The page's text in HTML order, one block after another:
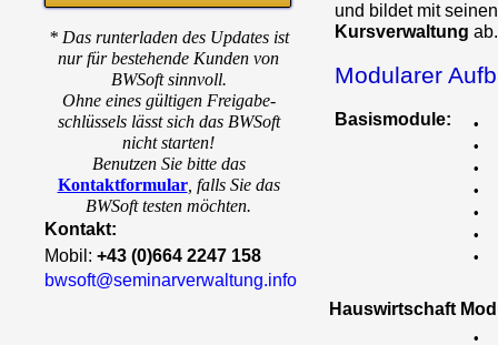
und bildet mit
Kursverwaltung ab.
Modularer
Basismodule:
Kontakt:
Mobil: +43 (0)664 2247 158
bwsoft@seminarverwaltung.info
* Das runterladen des Updates ist
nur für bestehende Kunden von
BWSoft sinnvoll.
Ohne eines gültigen Freigabe-
schlüssels lässt sich das BWSoft
nicht starten!
Benutzen Sie bitte das
Kontaktformular, falls Sie das
BWSoft testen möchten.
•
•
•
•
•
•
•
Hauswirtschaft
•